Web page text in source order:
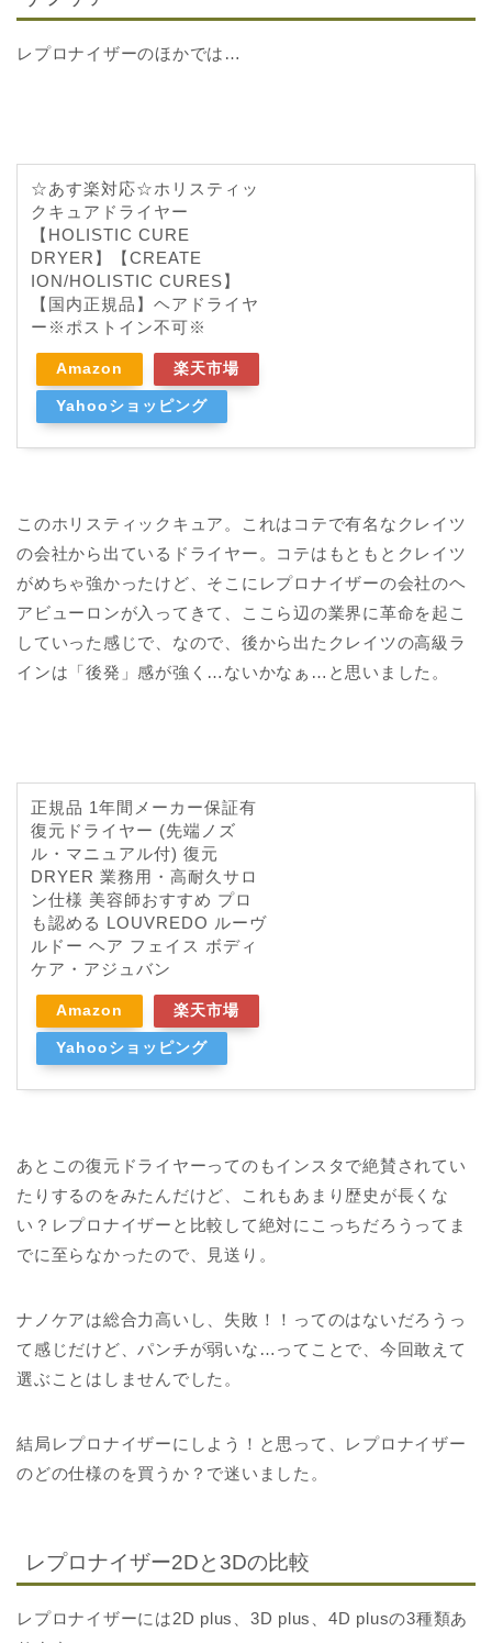
レプロナイザーのほかでは…
☆あす楽対応☆ホリスティッ
クキュアドライヤー
【HOLISTIC CURE
DRYER】【CREATE
ION/HOLISTIC CURES】
【国内正規品】ヘアドライヤ
ー※ポストイン不可※
Amazon 楽天市場
Yahooショッピング
このホリスティックキュア。これはコテで有名なクレイツ
の会社から出ているドライヤー。コテはもともとクレイツ
がめちゃ強かったけど、そこにレプロナイザーの会社のヘ
アビューロンが入ってきて、ここら辺の業界に革命を起こ
していった感じで、なので、後から出たクレイツの高級ラ
インは「後発」感が強く…ないかなぁ…と思いました。
正規品 1年間メーカー保証有
復元ドライヤー (先端ノズ
ル・マニュアル付) 復元
DRYER 業務用・高耐久サロ
ン仕様 美容師おすすめ プロ
も認める LOUVREDO ルーヴ
ルドー ヘア フェイス ボディ
ケア・アジュバン
Amazon 楽天市場
Yahooショッピング
あとこの復元ドライヤーってのもインスタで絶賛されてい
たりするのをみたんだけど、これもあまり歴史が長くな
い？レプロナイザーと比較して絶対にこっちだろうってま
でに至らなかったので、見送り。
ナノケアは総合力高いし、失敗！！ってのはないだろうっ
て感じだけど、パンチが弱いな…ってことで、今回敢えて
選ぶことはしませんでした。
結局レプロナイザーにしよう！と思って、レプロナイザー
のどの仕様のを買うか？で迷いました。
レプロナイザー2Dと3Dの比較
レプロナイザーには2D plus、3D plus、4D plusの3種類あ